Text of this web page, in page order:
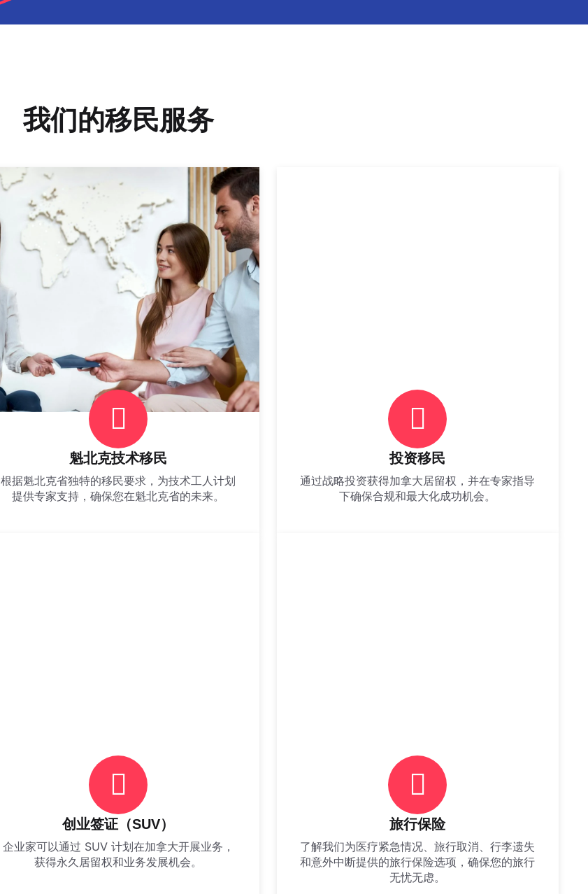
我们的移民服务
魁北克技术移民
根据魁北克省独特的移民要求，为技术工人计划
提供专家支持，确保您在魁北克省的未来。
投资移民
通过战略投资获得加拿大居留权，并在专家指导
下确保合规和最大化成功机会。
创业签证（SUV）
企业家可以通过 SUV 计划在加拿大开展业务，
获得永久居留权和业务发展机会。
旅行保险
了解我们为医疗紧急情况、旅行取消、行李遗失
和意外中断提供的旅行保险选项，确保您的旅行
无忧无虑。